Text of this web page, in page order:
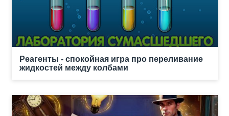
Реагенты - спокойная игра про переливание
жидкостей между колбами